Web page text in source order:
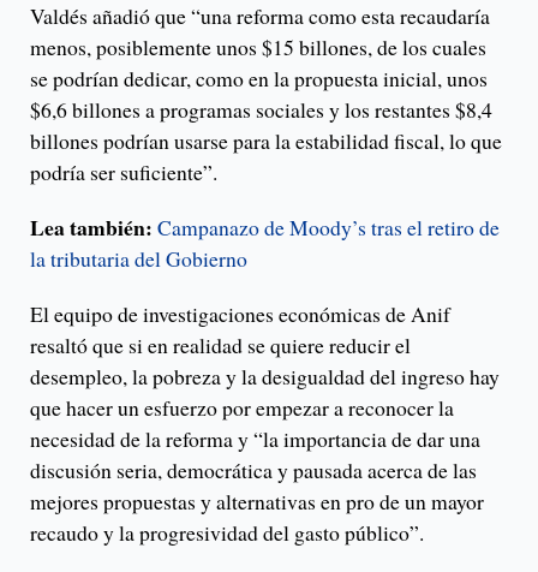
Valdés añadió que “una reforma como esta recaudaría
menos, posiblemente unos $15 billones, de los cuales
se podrían dedicar, como en la propuesta inicial, unos
$6,6 billones a programas sociales y los restantes $8,4
billones podrían usarse para la estabilidad fiscal, lo que
podría ser suficiente”.
Lea también: Campanazo de Moody’s tras el retiro de
la tributaria del Gobierno
El equipo de investigaciones económicas de Anif
resaltó que si en realidad se quiere reducir el
desempleo, la pobreza y la desigualdad del ingreso hay
que hacer un esfuerzo por empezar a reconocer la
necesidad de la reforma y “la importancia de dar una
discusión seria, democrática y pausada acerca de las
mejores propuestas y alternativas en pro de un mayor
recaudo y la progresividad del gasto público”.